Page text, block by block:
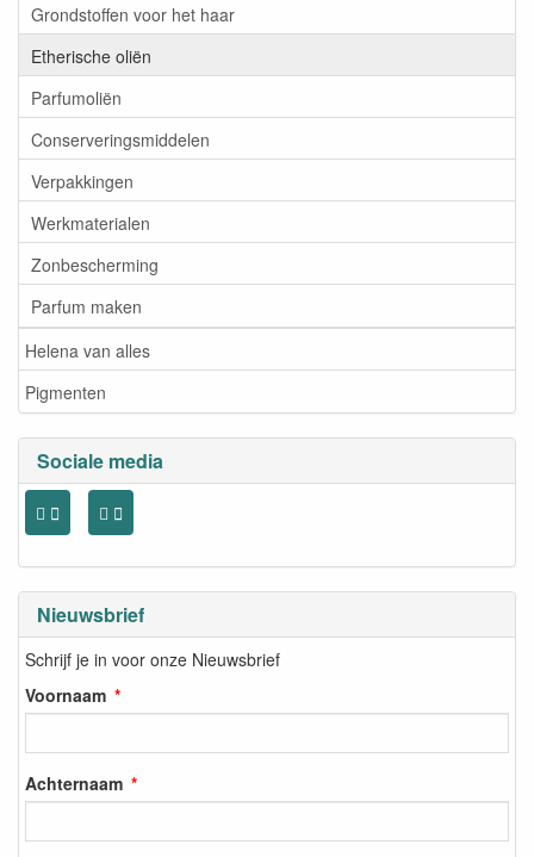
Grondstoffen voor het haar
Etherische oliën
Parfumoliën
Conserveringsmiddelen
Verpakkingen
Werkmaterialen
Zonbescherming
Parfum maken
Helena van alles
Pigmenten
Sociale media
Nieuwsbrief
Schrijf je in voor onze Nieuwsbrief
Voornaam
Achternaam